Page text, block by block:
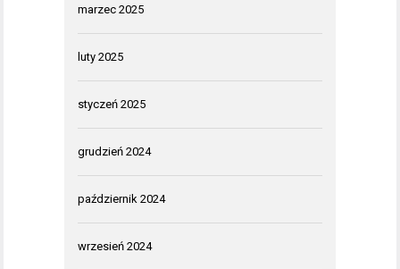
marzec 2025
luty 2025
styczeń 2025
grudzień 2024
październik 2024
wrzesień 2024